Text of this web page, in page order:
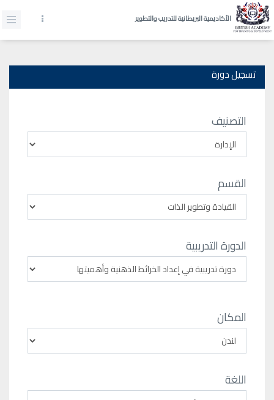
الأكاديمية البريطانية للتدريب والتطوير
تسجيل دورة
التصنيف
القسم
الدورة التدريبية
المكان
اللغة